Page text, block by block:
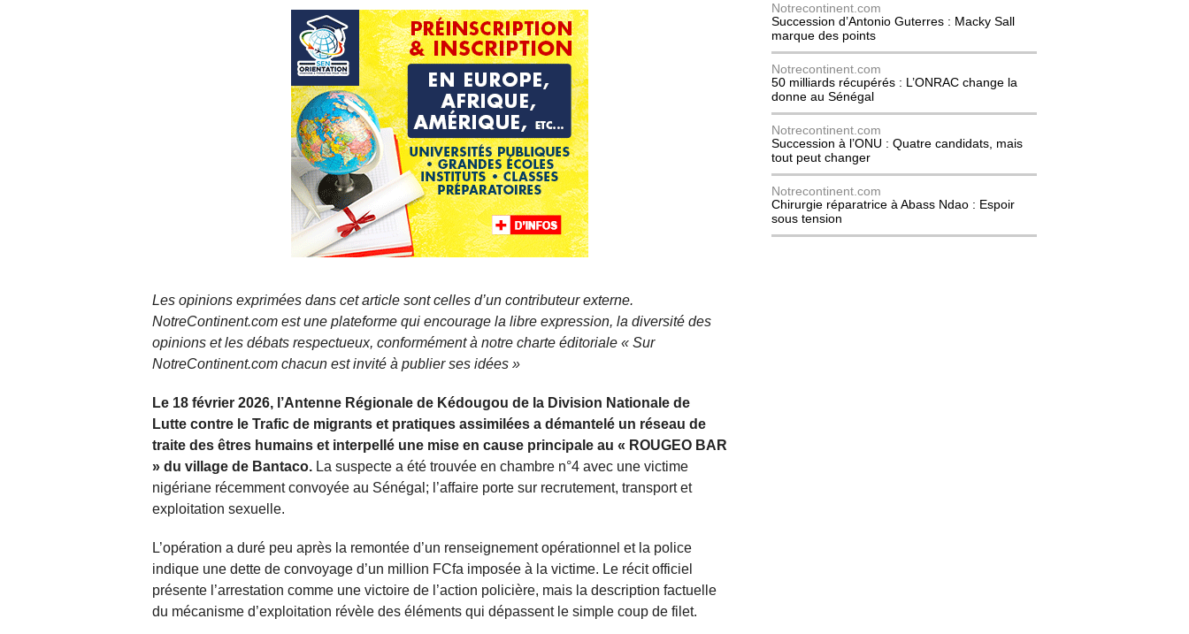
Les opinions exprimées dans cet article sont celles d’un contributeur externe.
NotreContinent.com est une plateforme qui encourage la libre expression, la diversité des
opinions et les débats respectueux, conformément à notre charte éditoriale « Sur
NotreContinent.com chacun est invité à publier ses idées »
Le 18 février 2026, l’Antenne Régionale de Kédougou de la Division Nationale de
Lutte contre le Trafic de migrants et pratiques assimilées a démantelé un réseau de
traite des êtres humains et interpellé une mise en cause principale au « ROUGEO BAR
» du village de Bantaco. La suspecte a été trouvée en chambre n°4 avec une victime
nigériane récemment convoyée au Sénégal; l’affaire porte sur recrutement, transport et
exploitation sexuelle.
L’opération a duré peu après la remontée d’un renseignement opérationnel et la police
indique une dette de convoyage d’un million FCfa imposée à la victime. Le récit officiel
présente l’arrestation comme une victoire de l’action policière, mais la description factuelle
du mécanisme d’exploitation révèle des éléments qui dépassent le simple coup de filet.
Notrecontinent.com
Succession d’Antonio Guterres : Macky Sall
marque des points
Notrecontinent.com
50 milliards récupérés : L’ONRAC change la
donne au Sénégal
Notrecontinent.com
Succession à l’ONU : Quatre candidats, mais
tout peut changer
Notrecontinent.com
Chirurgie réparatrice à Abass Ndao : Espoir
sous tension